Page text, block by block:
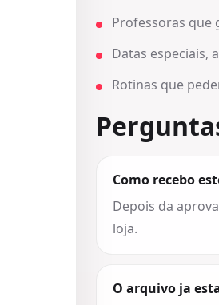
Professoras que
Datas especiais,
Rotinas que
Como recebo
Depois da
loja.
O arquivo ja